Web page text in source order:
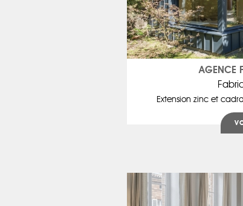
AGENCE
Extension zinc et